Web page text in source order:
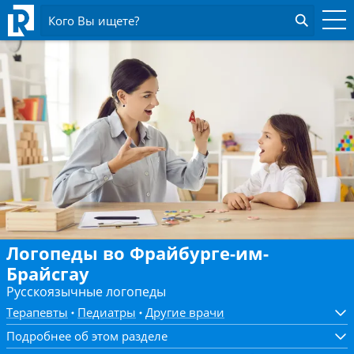
Кого Вы ищете?
Логопеды во Фрайбурге-им-
Брайсгау
Русскоязычные логопеды
Терапевты Педиатры
Другие врачи
Подробнее об этом разделе